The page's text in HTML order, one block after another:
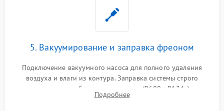
5. Вакуумирование и заправка фреоном
Подключение вакуумного насоса для полного удаления
воздуха и влаги из контура. Заправка системы строго
дозированным объемом хладагента (R600a, R134a) по
электронным весам. Контроль рабочего давления в системе.
Подробнее